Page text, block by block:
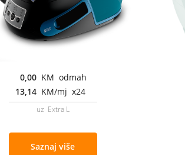
0,00 KM odmah
13,14 KM/mj x24
uz Extra L
Saznaj više